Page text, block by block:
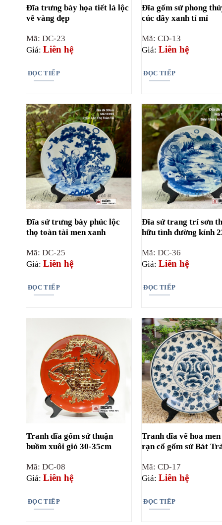
Đĩa trưng bày họa tiết lá lộc
vẽ vàng đẹp
Mã: DC-23
Giá: Liên hệ
ĐỌC TIẾP
Đĩa gốm sứ phong
cúc dây xanh tỉ mỉ
Mã: CD-13
Giá:Liên hệ
ĐỌC TIẾP
Đĩa sứ trưng bày phúc lộc
thọ toàn tài men xanh
Mã: DC-25
Giá: Liên hệ
ĐỌC TIẾP
Đĩa sứ trang trí sơn
hữu tình đường kính
Mã: DC-36
Giá:Liên hệ
ĐỌC TIẾP
Tranh đĩa gốm sứ thuận
buồm xuôi gió 30-35cm
Mã: DC-08
Giá: Liên hệ
ĐỌC TIẾP
Tranh đĩa vẽ hoa
rạn cổ gốm sứ Bát
Mã: CD-17
Giá:Liên hệ
ĐỌC TIẾP